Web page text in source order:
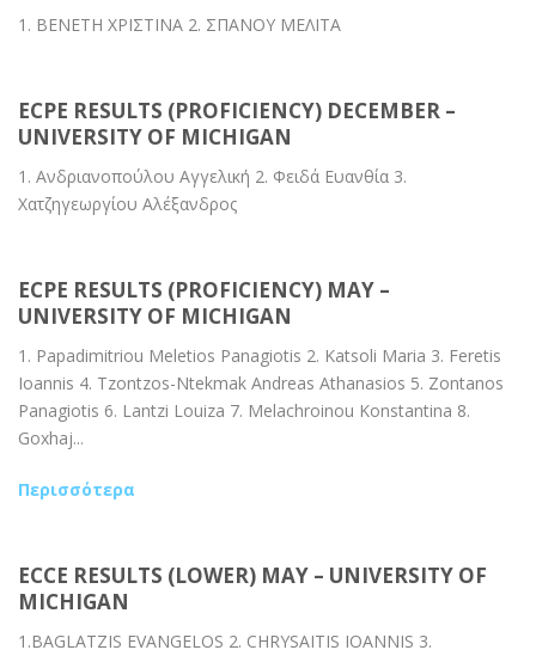
1. ΒΕΝΕΤΗ ΧΡΙΣΤΙΝΑ 2. ΣΠΑΝΟΥ ΜΕΛΙΤΑ
ECPE RESULTS (PROFICIENCY) DECEMBER –
UNIVERSITY OF MICHIGAN
1. Ανδριανοπούλου Αγγελική 2. Φειδά Ευανθία 3.
Χατζηγεωργίου Αλέξανδρος
ECPE RESULTS (PROFICIENCY) MAY –
UNIVERSITY OF MICHIGAN
1. Papadimitriou Meletios Panagiotis 2. Katsoli Maria 3. Feretis
Ioannis 4. Tzontzos-Ntekmak Andreas Athanasios 5. Zontanos
Panagiotis 6. Lantzi Louiza 7. Melachroinou Konstantina 8.
Goxhaj...
Περισσότερα
ECCE RESULTS (LOWER) MAY – UNIVERSITY OF
MICHIGAN
1.BAGLATZIS EVANGELOS 2. CHRYSAITIS IOANNIS 3.